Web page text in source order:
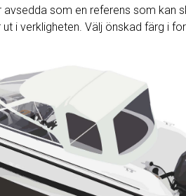
avsedda som en referens som kan
i verkligheten. Välj önskad färg i